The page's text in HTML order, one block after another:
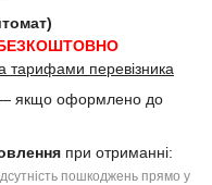
тарифами перевізника
якщо оформлено до
при отриманні:
пошкоджень прямо у